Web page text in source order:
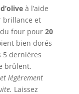
à l’aide
brillance et
four pour 20
bien dorés
5 dernières
brûlent.
légèrement
Laissez